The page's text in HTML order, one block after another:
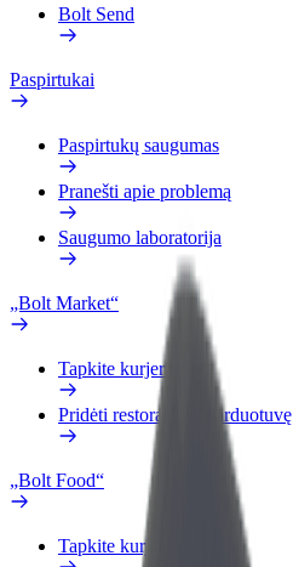
Bolt Send
Paspirtukai
Paspirtukų saugumas
Pranešti apie problemą
Saugumo laboratorija
„Bolt Market“
Tapkite kurjeriu (-e)
Pridėti restoraną ar parduotuvę
„Bolt Food“
Tapkite kurjeriu (-e)